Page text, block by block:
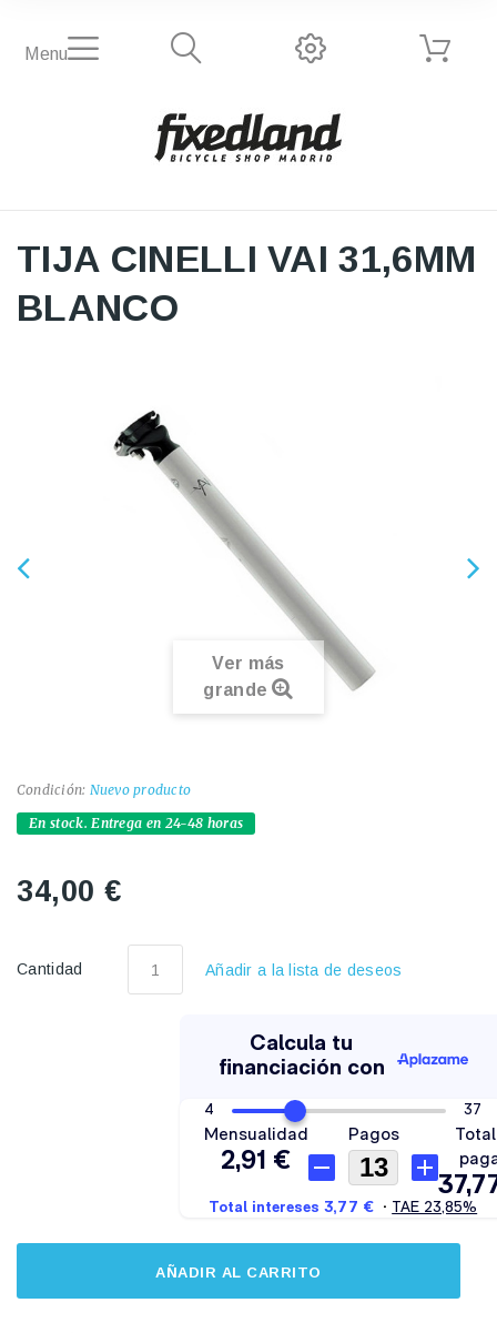
Menu
TIJA CINELLI VAI 31,6MM
BLANCO
Ver más
grande
Condición: Nuevo producto
En stock. Entrega en 24-48 horas
34,00 €
Cantidad Añadir a la lista de deseos
AÑADIR AL CARRITO